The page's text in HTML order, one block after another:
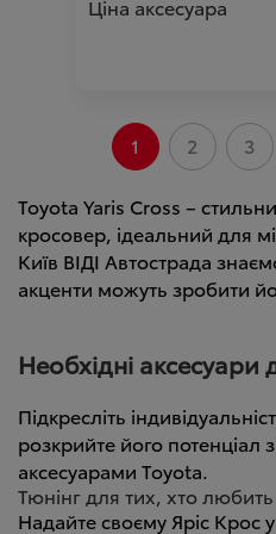
Ціна аксесуара
1 2 3
Toyota Yaris Cross –
кросовер, ідеальний для
Київ ВІДІ Автострада
акценти можуть зробити
Необхідні аксесуари
Підкресліть
розкрийте його потенціал
аксесуарами Toyota.
Тюнінг для тих, хто любить
Надайте своєму Яріс Крос